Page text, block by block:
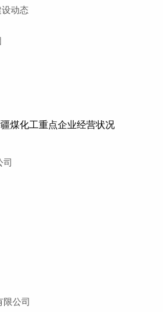
动态
煤化工重点企业经营状况
公司